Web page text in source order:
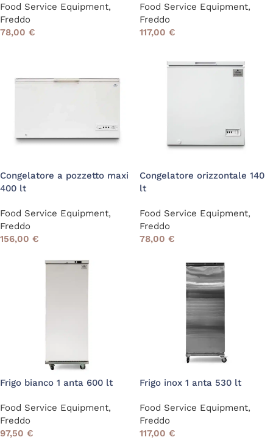
Food Service Equipment,
Freddo
78,00 €
Food Service Equipment,
Freddo
117,00 €
Congelatore a pozzetto maxi
400 lt
Food Service Equipment,
Freddo
156,00 €
Congelatore orizzontale 140
lt
Food Service Equipment,
Freddo
78,00 €
Frigo bianco 1 anta 600 lt
Food Service Equipment,
Freddo
97,50 €
Frigo inox 1 anta 530 lt
Food Service Equipment,
Freddo
117,00 €